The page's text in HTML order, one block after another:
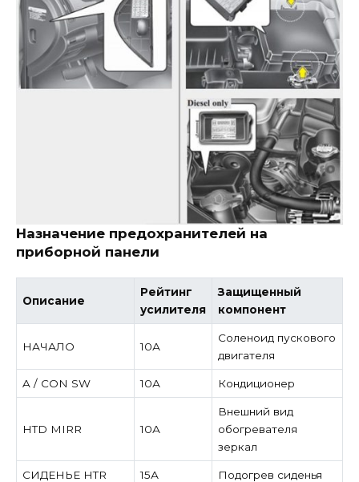
Назначение предохранителей на
приборной панели
Описание
Рейтинг
усилителя
Защищенный
компонент
НАЧАЛО 10А
Соленоид пускового
двигателя
A / CON SW 10А Кондиционер
HTD MIRR 10А
Внешний вид
обогревателя
зеркал
СИДЕНЬЕ HTR 15А Подогрев сиденья